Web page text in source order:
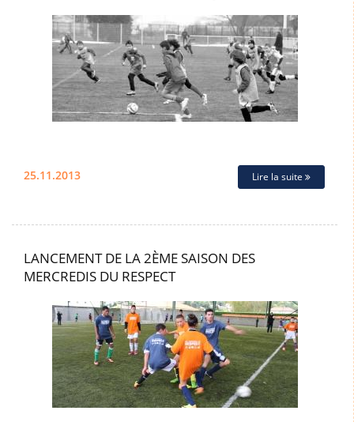
25.11.2013 Lire la suite
LANCEMENT DE LA 2ÈME SAISON DES
MERCREDIS DU RESPECT